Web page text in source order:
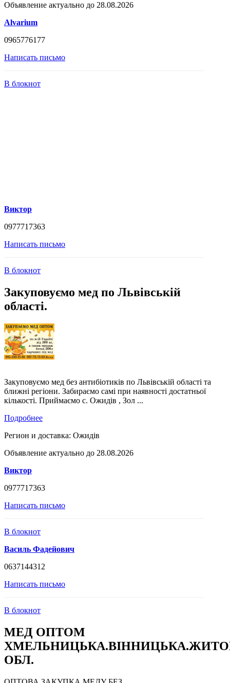
Объявление актуально до 28.08.2026
Alvarium
0965776177
Написать письмо
В блокнот
Виктор
0977717363
Написать письмо
В блокнот
Закуповуємо мед по Львівській
області.
Закуповуємо мед без антибіотиків по Львівській області та
ближні регіони. Забираємо самі при наявності достатньої
кількості. Приймаємо с. Ожидів , Зол ...
Подробнее
Регион и доставка: Ожидів
Объявление актуально до 28.08.2026
Виктор
0977717363
Написать письмо
В блокнот
Василь Фадейович
0637144312
Написать письмо
В блокнот
МЕД ОПТОМ
ОБЛ.